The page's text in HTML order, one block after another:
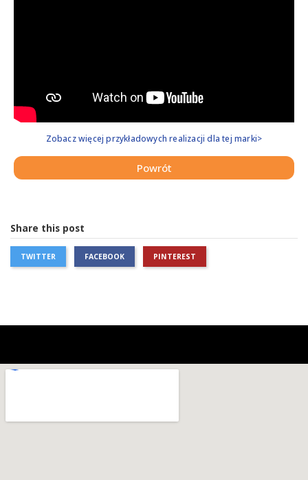
Zobacz więcej przykładowych realizacji dla tej marki>
Powrót
Share this post
TWITTER FACEBOOK PINTEREST